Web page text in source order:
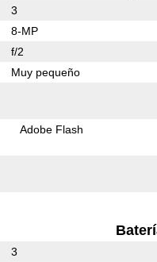
3
8-MP
f/2
Muy pequeño
Adobe Flash
3